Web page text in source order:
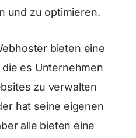
und zu optimieren.
bieten eine
es Unternehmen
zu verwalten
hat seine eigenen
alle bieten eine